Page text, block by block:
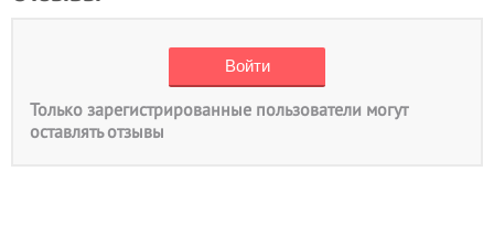
Только зарегистрированные пользователи могут
оставлять отзывы